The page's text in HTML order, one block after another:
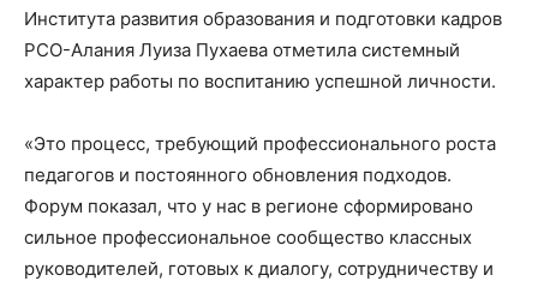
Института развития образования и подготовки кадров
РСО-Алания Луиза Пухаева отметила системный
характер работы по воспитанию успешной личности.
«Это процесс, требующий профессионального роста
педагогов и постоянного обновления подходов.
Форум показал, что у нас в регионе сформировано
сильное профессиональное сообщество классных
руководителей, готовых к диалогу, сотрудничеству и